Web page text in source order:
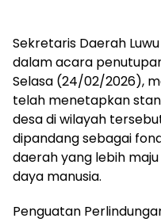
Sekretaris Daerah
dalam acara
Selasa (24/02/2026),
telah menetapkan
desa di wilayah
dipandang sebagai
daerah yang lebih
daya manusia.
Penguatan